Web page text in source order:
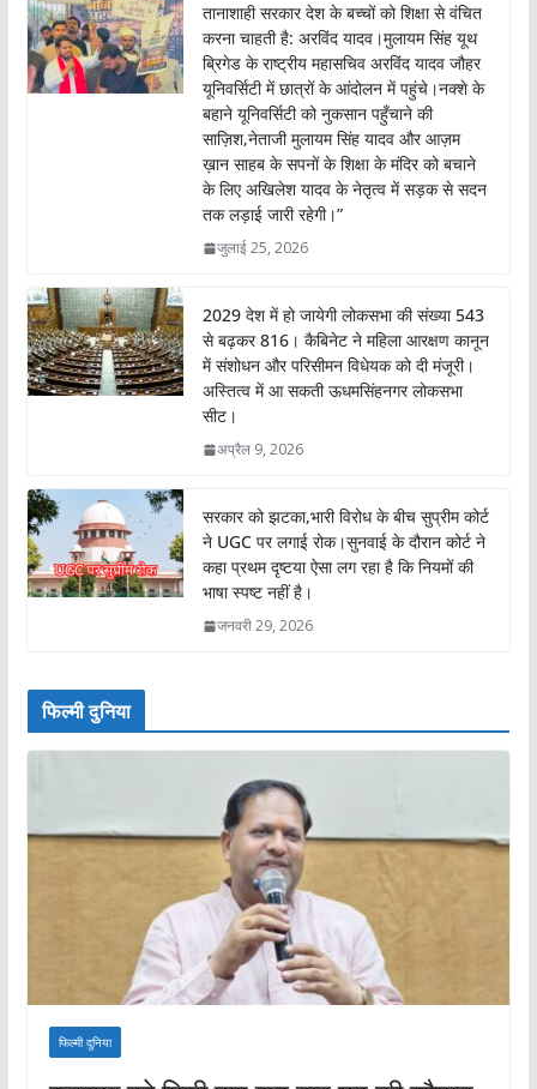
तानाशाही सरकार देश के बच्चों को शिक्षा से वंचित
करना चाहती है: अरविंद यादव।मुलायम सिंह यूथ
ब्रिगेड के राष्ट्रीय महासचिव अरविंद यादव जौहर
यूनिवर्सिटी में छात्रों के आंदोलन में पहुंचे।नक्शे के
बहाने यूनिवर्सिटी को नुकसान पहुँचाने की
साज़िश,नेताजी मुलायम सिंह यादव और आज़म
ख़ान साहब के सपनों के शिक्षा के मंदिर को बचाने
के लिए अखिलेश यादव के नेतृत्व में सड़क से सदन
तक लड़ाई जारी रहेगी।”
जुलाई 25, 2026
2029 देश में हो जायेगी लोकसभा की संख्या 543
से बढ़कर 816। कैबिनेट ने महिला आरक्षण कानून
में संशोधन और परिसीमन विधेयक को दी मंजूरी।
अस्तित्व में आ सकती ऊधमसिंहनगर लोकसभा
सीट।
अप्रैल 9, 2026
सरकार को झटका,भारी विरोध के बीच सुप्रीम कोर्ट
ने UGC पर लगाई रोक।सुनवाई के दौरान कोर्ट ने
कहा प्रथम दृष्टया ऐसा लग रहा है कि नियमों की
भाषा स्पष्ट नहीं है।
जनवरी 29, 2026
फिल्मी दुनिया
फिल्मी दुनिया